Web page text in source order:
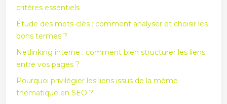
critères essentiels
Étude des mots-clés : comment analyser et choisir les
bons termes ?
Netlinking interne : comment bien structurer les liens
entre vos pages ?
Pourquoi privilégier les liens issus de la même
thématique en SEO ?